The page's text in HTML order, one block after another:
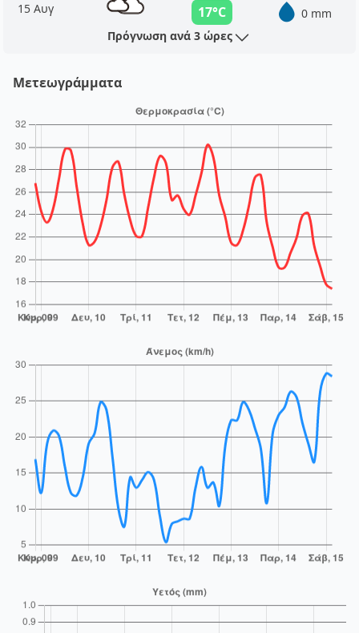
15 Αυγ
17°C
0 mm
Πρόγνωση ανά 3 ώρες
Μετεωγράμματα